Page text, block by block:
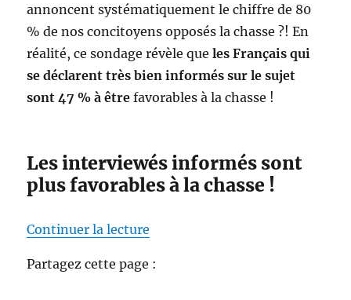
annoncent systématiquement le chiffre de 80
% de nos concitoyens opposés la chasse ?! En
réalité, ce sondage révèle queles Français qui
se déclarent très bien informés sur le sujet
sont 47 % à êtrefavorables à la chasse !
Les interviewés informés sont
plus favorables à la chasse !
Continuer la lecture
Partagez cette page :